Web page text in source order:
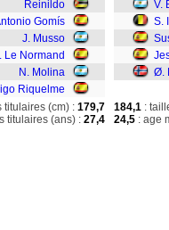
Reinildo
Gomís
J. Musso
Le Normand
N. Molina
Riquelme
V.
S.
Ø.
titulaires (cm) : 179,7
titulaires (ans) : 27,4
184,1 :
24,5 : age